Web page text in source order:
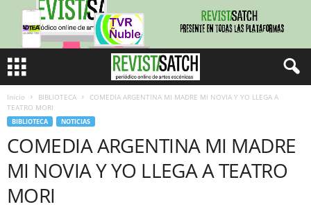
Inicio BIBLIOTECA
COMEDIA ARGENTINA MI MADRE MI NOVIA Y YO LLEGA A
TEATRO MORI
BIBLIOTECA NOTICIAS
COMEDIA ARGENTINA MI MADRE
MI NOVIA Y YO LLEGA A TEATRO
MORI